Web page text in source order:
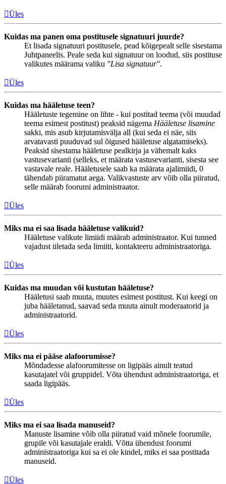
Üles
Kuidas ma panen oma postitusele signatuuri juurde?
Et lisada signatuuri postitusele, pead kõigepealt selle sisestama
Juhtpaneelis. Peale seda kui signatuur on loodud, siis postituse
valikutes määrama valiku "Lisa signatuur".
Üles
Kuidas ma hääletuse teen?
Hääletuste tegemine on lihte - kui postitad teema (või muudad
teema esimest postitust) peaksid nägema Hääletuse lisamine
sakki, mis asub kirjutamisvälja all (kui seda ei näe, siis
arvatavasti puuduvad sul õigused hääletuse algatamiseks).
Peaksid sisestama hääletuse pealkirja ja vähemalt kaks
vastusevarianti (selleks, et määrata vastusevarianti, sisesta see
vastavale reale. Hääletusele saab ka määrata ajalimiidi, 0
tähendab piiramatut aega. Valikvastuste arv võib olla piiratud,
selle määrab foorumi administraator.
Üles
Miks ma ei saa lisada hääletuse valikuid?
Hääletuse valikute limiidi määrab administraator. Kui tunned
vajadust ületada seda limiiti, kontakteeru administraatoriga.
Üles
Kuidas ma muudan või kustutan hääletuse?
Hääletusi saab muuta, muutes esimest postitust. Kui keegi on
juba hääletanud, saavad seda muuta ainult moderaatorid ja
administraatorid.
Üles
Miks ma ei pääse alafoorumisse?
Mõndadesse alafoorumitesse on ligipääs ainult teatud
kasutajatel või gruppidel. Võta ühendust administraatoriga, et
saada ligipääs.
Üles
Miks ma ei saa lisada manuseid?
Manuste lisamine võib olla piiratud vaid mõnele foorumile,
grupile või kasutajale eraldi. Võtta ühendust foorumi
administraatoriga kui sa ei ole kindel, miks ei saa postitada
manuseid.
Üles